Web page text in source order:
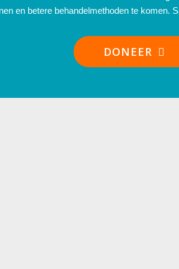
en betere behandelmethoden te komen.
DONEER